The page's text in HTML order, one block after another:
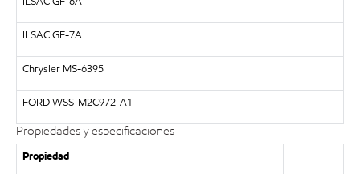
ILSAC GF-7A
Chrysler MS-6395
FORD WSS-M2C972-A1
Propiedades y especificaciones
Propiedad